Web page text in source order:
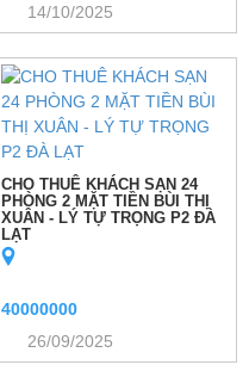
14/10/2025
CHO THUÊ KHÁCH SẠN 24
PHÒNG 2 MẶT TIỀN BÙI THỊ
XUÂN - LÝ TỰ TRỌNG P2 ĐÀ
LẠT
40000000
26/09/2025